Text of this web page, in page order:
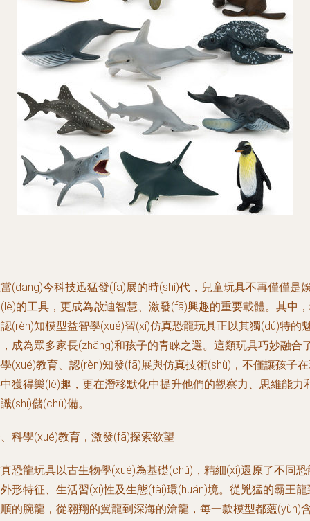
(dāng)今科技迅猛發(fā)展的時(shí)代，兒童玩具不再僅僅是
的工具，更成為啟迪智慧、激發(fā)興趣的重要載體。其中
(rèn)知模型益智學(xué)習(xí)仿真恐龍玩具正以其獨(dú)特的
成為眾多家長(zhǎng)和孩子的青睞之選。這類玩具巧妙融合
(xué)教育、認(rèn)知發(fā)展與仿真技術(shù)，不僅讓孩子
獲得樂(lè)趣，更在潛移默化中提升他們的觀察力、思維能力
(shí)儲(chǔ)備。
科學(xué)教育，激發(fā)探索欲望
恐龍玩具以古生物學(xué)為基礎(chǔ)，精細(xì)還原了不同恐
形特征、生活習(xí)性及生態(tài)環(huán)境。從兇猛的霸王龍
的腕龍，從翱翔的翼龍到深海的滄龍，每一款模型都蘊(yùn)